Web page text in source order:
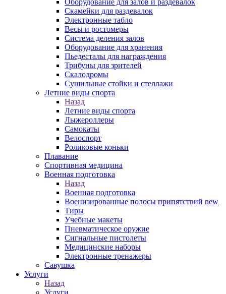
Оборудование для залов и раздевалок
Скамейки для раздевалок
Электронные табло
Весы и ростомеры
Система деления залов
Оборудование для хранения
Пьедесталы для награждения
Трибуны для зрителей
Скалодромы
Сушильные стойки и стеллажи
Летние виды спорта
Назад
Летние виды спорта
Лыжероллеры
Самокаты
Велоспорт
Роликовые коньки
Плавание
Спортивная медицина
Военная подготовка
Назад
Военная подготовка
Военизированные полосы припятствий new
Тиры
Учебные макеты
Пневматическое оружие
Сигнальные пистолеты
Медицинские наборы
Электронные тренажеры
Савушка
Услуги
Назад
Услуги